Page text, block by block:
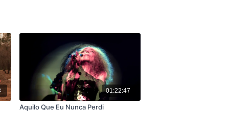
01:22:47
Aquilo Que Eu Nunca Perdi